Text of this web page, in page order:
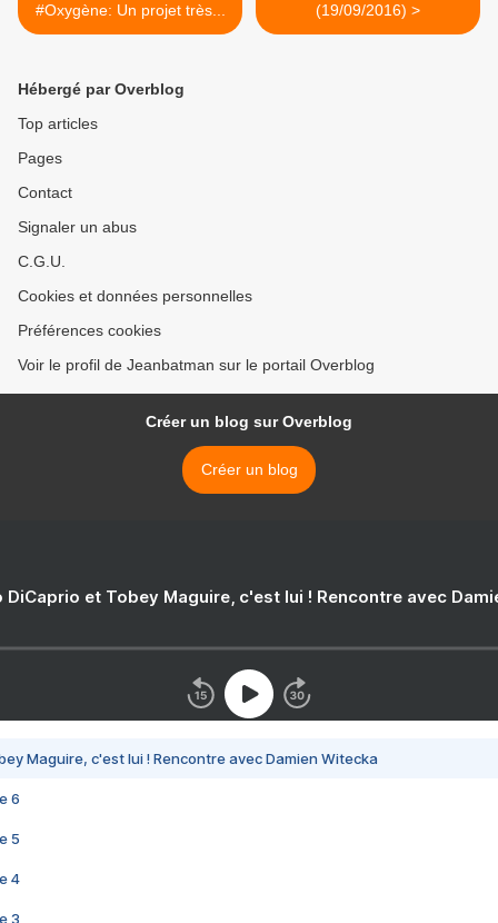
#Oxygène: Un projet très...
(19/09/2016) >
Hébergé par Overblog
Top articles
Pages
Contact
Signaler un abus
C.G.U.
Cookies et données personnelles
Préférences cookies
Voir le profil de Jeanbatman sur le portail Overblog
Créer un blog sur Overblog
Créer un blog
DiCaprio et Tobey Maguire, c'est lui ! Rencontre avec
Maguire, c'est lui ! Rencontre avec Damien Witecka
6
5
4
3